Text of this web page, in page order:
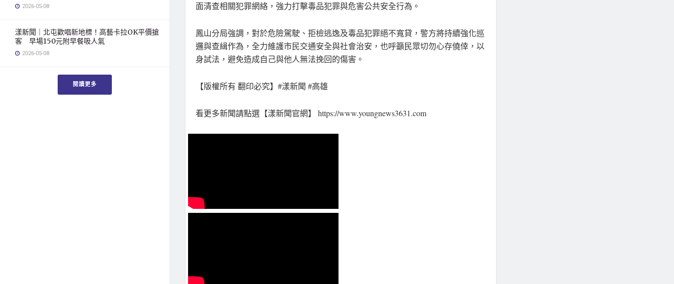
2026-05-08
漾新聞｜北屯歡唱新地標！高藝卡拉OK平價搶
客 早場150元附早餐吸人氣
2026-05-08
閱讀更多
面清查相關犯罪網絡，強力打擊毒品犯罪與危害公共安全行為。
鳳山分局強調，對於危險駕駛、拒檢逃逸及毒品犯罪絕不寬貸，警方將持續強化巡
邏與查緝作為，全力維護市民交通安全與社會治安，也呼籲民眾切勿心存僥倖，以
身試法，避免造成自己與他人無法挽回的傷害。
【版權所有 翻印必究】#漾新聞 #高雄
看更多新聞請點選【漾新聞官網】 https://www.youngnews3631.com⁠